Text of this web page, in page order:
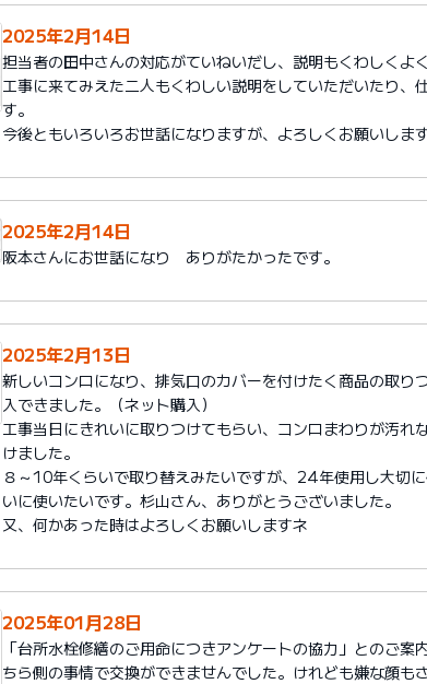
2025年2月14日
担当者の田中さんの対応がていねいだし、説明もくわしくよ
工事に来てみえた二人もくわしい説明をしていただいたり、
す。
今後ともいろいろお世話になりますが、よろしくお願いします
2025年2月14日
阪本さんにお世話になり ありがたかったです。
2025年2月13日
新しいコンロになり、排気口のカバーを付けたく商品の取り
入できました。（ネット購入）
工事当日にきれいに取りつけてもらい、コンロまわりが汚れ
けました。
８～10年くらいで取り替えみたいですが、24年使用し大切
いに使いたいです。杉山さん、ありがとうございました。
又、何かあった時はよろしくお願いしますネ
2025年01月28日
「台所水栓修繕のご用命につきアンケートの協力」とのご
ちら側の事情で交換ができませんでした。けれども嫌な顔も